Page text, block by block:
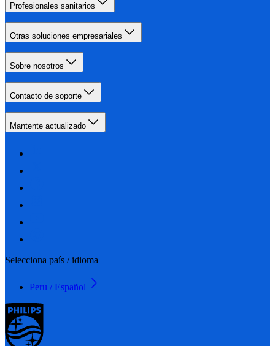
Profesionales sanitarios
Otras soluciones empresariales
Sobre nosotros
Contacto de soporte
Mantente actualizado
Selecciona país / idioma
Peru / Español